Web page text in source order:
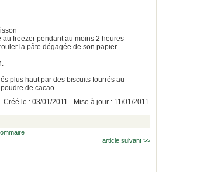
freezer pendant au moins 2 heures
la pâte dégagée de son papier
plus haut par des biscuits fourrés au
de cacao.
Créé le : 03/01/2011 - Mise à jour : 11/01/2011
article suivant >>